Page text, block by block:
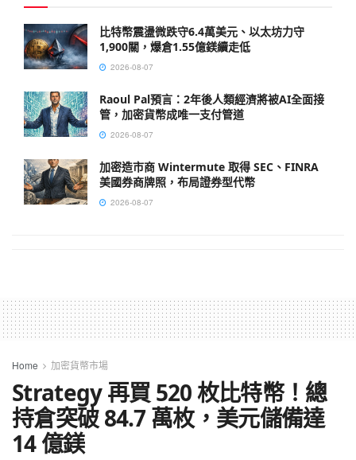
比特幣震盪微跌守6.4萬美元、以太坊力守
1,900關，爆倉1.55億鎂續走低
2026-08-07
Raoul Pal預言：2年後人類經濟將被AI全面接
管，加密貨幣成唯一支付管道
2026-08-07
加密造市商 Wintermute 取得 SEC、FINRA
美國券商牌照，布局證券型代幣
2026-08-07
Home 加密貨幣市場
Strategy 再買 520 枚比特幣！總
持倉突破 84.7 萬枚，美元儲備達
14 億鎂